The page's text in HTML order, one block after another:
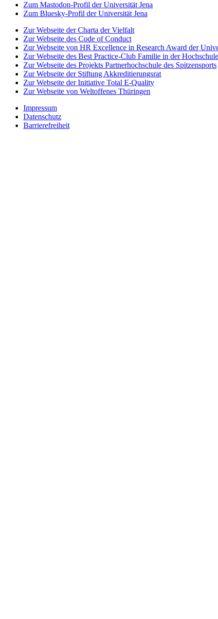
Zum Mastodon-Profil der Universität Jena
Zum Bluesky-Profil der Universität Jena
Zur Webseite der Charta der Vielfalt
Zur Webseite des Code of Conduct
Zur Webseite von HR Excellence in Research Award der
Zur Webseite des Best Practice-Club Familie in der Hochschule
Zur Webseite des Projekts Partnerhochschule des Spitzensports
Zur Webseite der Stiftung Akkreditierungsrat
Zur Webseite der Initiative Total E-Quality
Zur Webseite von Weltoffenes Thüringen
Impressum
Datenschutz
Barrierefreiheit